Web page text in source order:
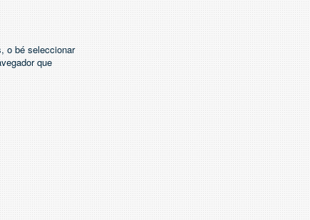
o bé seleccionar
que